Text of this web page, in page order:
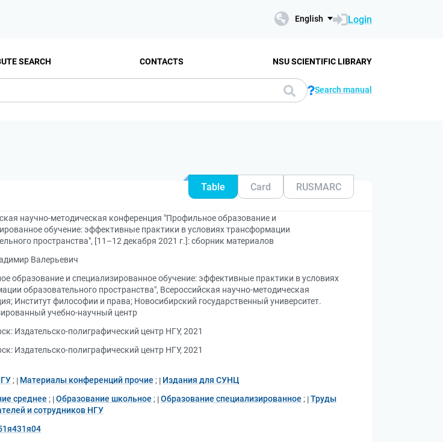
English Login
SEARCH CONTACTS NSU SCIENTIFIC LIBRARY
Search manual
Table Card RUSMARC
научно-методическая конференция "Профильное образование и
обучение: эффективные практики в условиях трансформации
пространства", [11–12 декабря 2021 г.]: сборник материалов
Валерьевич
образование и специализированное обучение: эффективные практики в условиях
образовательного пространства", Всероссийская научно-методическая
; Институт философии и права; Новосибирский государственный университет.
учебно-научный центр
Издательско-полиграфический центр НГУ, 2021
Издательско-полиграфический центр НГУ, 2021
; Материалы конференций прочие ;
Издания для СУНЦ
среднее ; Образование школьное ; Образование специализированное ; Труды
и сотрудников НГУ